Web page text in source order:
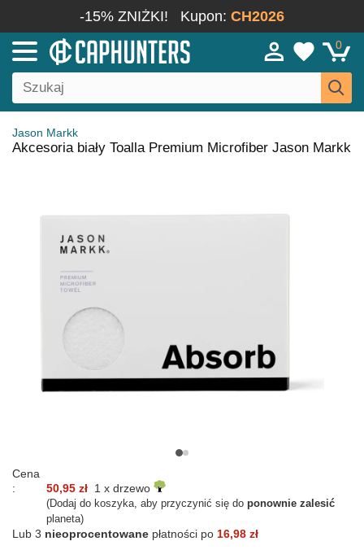
-15% ZNIŻKI! Kupon: CH2026
0
Jason Markk
Akcesoria biały Toalla Premium Microfiber Jason Markk
Cena
:
50,95 zł 1 x drzewo
(Dodaj do koszyka, aby przyczynić się do ponownie zalesić
planeta)
Lub 3 nieoprocentowane płatności po 16,98 zł